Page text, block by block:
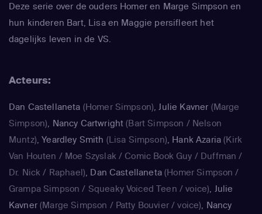
Deze serie over de ouders Homer en Marge Simpson en
hun kinderen Bart, Lisa en Maggie persifleert het
dagelijks leven in de VS.
Acteurs:
Dan Castellaneta (Homer Simpson),Julie Kavner (Marge
Simpson), Nancy Cartwright (Bart Simpson / Nelson
Muntz),Yeardley Smith (Lisa Simpson), Hank Azaria (Kirk
Van Houten / Moe Szyslak / Comic Book Guy / Duffman /
Dr. Nick / Raphael), Dan Castellaneta(Homer Simpson /
Grampa Simpson / Squeaky Voiced Teen / voice), Julie
Kavner(Marge Simpson / Patty Bouvier / voice), Nancy